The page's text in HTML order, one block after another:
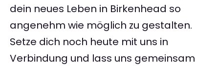
dein neues Leben in Birkenhead so
angenehm wie möglich zu gestalten.
Setze dich noch heute mit uns in
Verbindung und lass uns gemeinsam